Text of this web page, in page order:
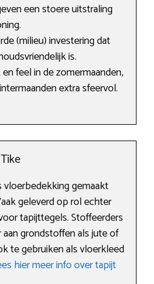
een stoere uitstraling
(milieu) investering dat
is.
feel in de zomermaanden,
extra sfeervol.
gemaakt
geleverd op rol echter
tapijttegels. Stoffeerders
grondstoffen als jute of
te gebruiken als vloerkleed
hier meer info over tapijt